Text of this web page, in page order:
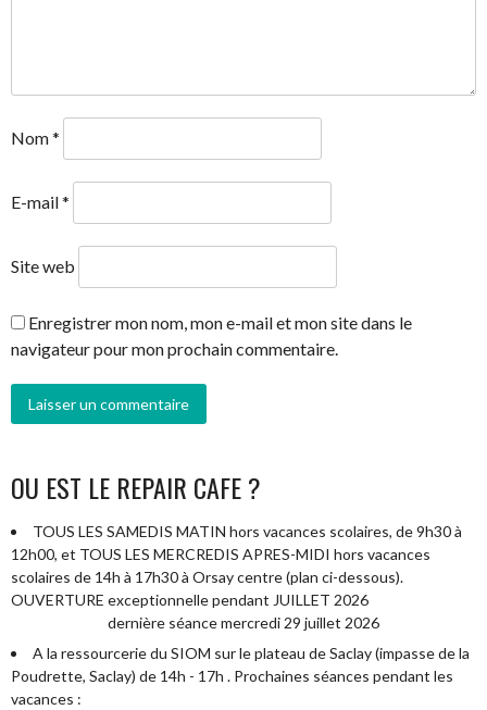
Nom*
E-mail*
Site web
Enregistrer mon nom, mon e-mail et mon site dans le
navigateur pour mon prochain commentaire.
OU EST LE REPAIR CAFE ?
TOUS LES SAMEDIS MATIN hors vacances scolaires, de 9h30 à
12h00, et TOUS LES MERCREDIS APRES-MIDI hors vacances
scolaires de 14h à 17h30 à Orsay centre (plan ci-dessous).
OUVERTURE exceptionnelle pendant JUILLET 2026
dernière séance mercredi 29 juillet 2026
A la ressourcerie du SIOM sur le plateau de Saclay (impasse de la
Poudrette, Saclay) de 14h - 17h . Prochaines séances pendant les
vacances :